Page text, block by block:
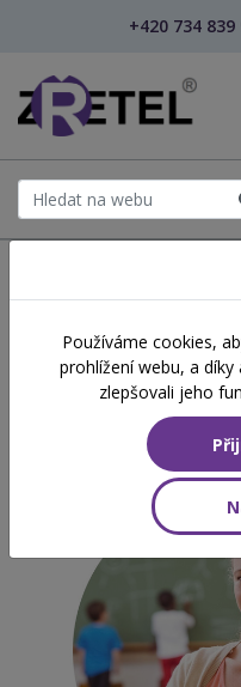
+420 734 839
Vzdělávání
Používáme cookies,
prohlížení webu, a
zlepšovali jeho